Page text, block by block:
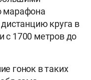
марафона
круга в
с 1700 метров до
гонок в таких